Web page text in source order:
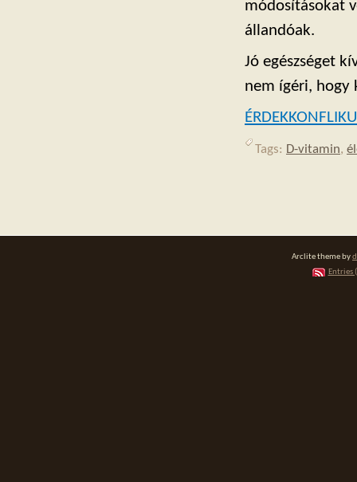
módosításokat
állandóak.
Jó egészséget
nem ígéri, hogy
Tags: D-vitamin,
Arclite theme by
Entries